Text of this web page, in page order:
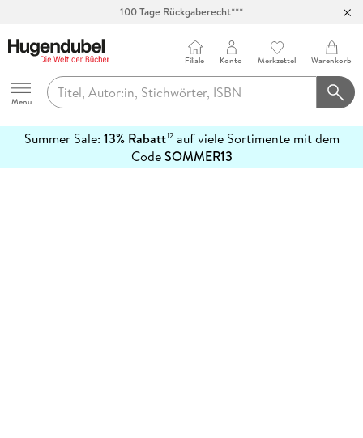
100 Tage Rückgaberecht***
Hugendubel
Menu
Filiale Konto Merkzettel Warenkorb
Summer Sale: 13% Rabatt12auf viele Sortimente mit dem
CodeSOMMER13
erfahren